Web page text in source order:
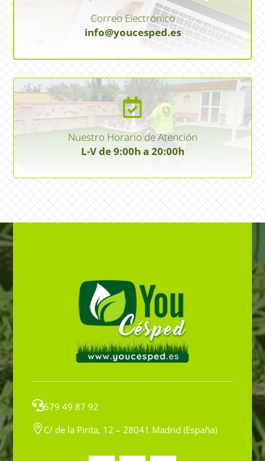
Correo Electrónico
info@youcesped.es

Nuestro Horario de Atención
L-V de 9:00h a 20:00h
679 49 87 92
 C/ de la Pirita, 12 – 28041 Madrid (España)